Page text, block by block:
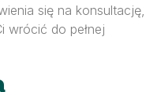
się na konsultację,
wrócić do pełnej